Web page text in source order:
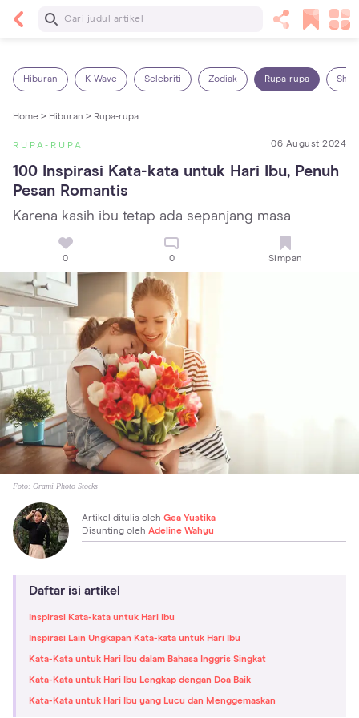
Baca Selanjutnya
Hiburan K-Wave Selebriti Zodiak Rupa-rupa
Home > Hiburan > Rupa-rupa
RUPA-RUPA 06 August 2024
100 Inspirasi Kata-kata untuk Hari Ibu, Penuh
Pesan Romantis
Karena kasih ibu tetap ada sepanjang masa
0 0 Simpan
Foto: Orami Photo Stocks
Artikel ditulis oleh Gea Yustika
Disunting oleh Adeline Wahyu
Daftar isi artikel
Inspirasi Kata-kata untuk Hari Ibu
Inspirasi Lain Ungkapan Kata-kata untuk Hari Ibu
Kata-Kata untuk Hari Ibu dalam Bahasa Inggris Singkat
Kata-Kata untuk Hari Ibu Lengkap dengan Doa Baik
Kata-Kata untuk Hari Ibu yang Lucu dan Menggemaskan